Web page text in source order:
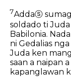
7Addaⓢ
soldado ti
Babilonia.
ni Gedalias
Juda ken
saan a naipan
kapanglawan